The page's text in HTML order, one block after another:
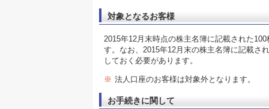
対象となるお客様
2015年12月末時点の株主名簿に記載された
す。なお、2015年12月末の株主名簿に記載さ
しておく必要があります。
※ 法人口座のお客様は対象外となります。
お手続きに関して